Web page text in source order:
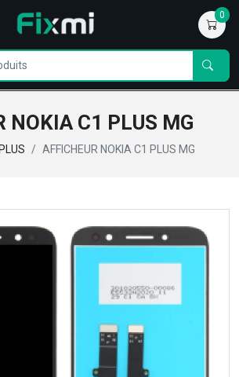
0
NOKIA C1 PLUS MG
AFFICHEUR NOKIA C1 PLUS MG